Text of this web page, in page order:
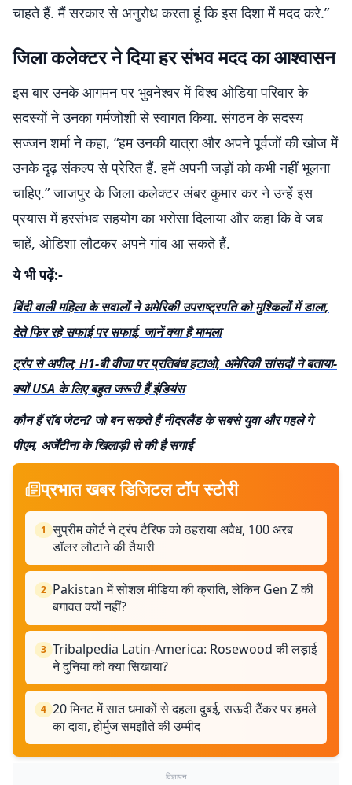
चाहते हैं. मैं सरकार से अनुरोध करता हूं कि इस दिशा में मदद करे.”
जिला कलेक्टर ने दिया हर संभव मदद का आश्वासन
इस बार उनके आगमन पर भुवनेश्वर में विश्व ओडिया परिवार के
सदस्यों ने उनका गर्मजोशी से स्वागत किया. संगठन के सदस्य
सज्जन शर्मा ने कहा, “हम उनकी यात्रा और अपने पूर्वजों की खोज में
उनके दृढ़ संकल्प से प्रेरित हैं. हमें अपनी जड़ों को कभी नहीं भूलना
चाहिए.” जाजपुर के जिला कलेक्टर अंबर कुमार कर ने उन्हें इस
प्रयास में हरसंभव सहयोग का भरोसा दिलाया और कहा कि वे जब
चाहें, ओडिशा लौटकर अपने गांव आ सकते हैं.
ये भी पढ़ें:-
बिंदी वाली महिला के सवालों ने अमेरिकी उपराष्ट्रपति को मुश्किलों में डाला,
देते फिर रहे सफाई पर सफाई, जानें क्या है मामला
ट्रंप से अपील; H1-बी वीजा पर प्रतिबंध हटाओ, अमेरिकी सांसदों ने बताया-
क्यों USA के लिए बहुत जरूरी हैं इंडियंस
कौन हैं रॉब जेटन? जो बन सकते हैं नीदरलैंड के सबसे युवा और पहले गे
पीएम, अर्जेंटीना के खिलाड़ी से की है सगाई
प्रभात खबर डिजिटल टॉप स्टोरी
1 सुप्रीम कोर्ट ने ट्रंप टैरिफ को ठहराया अवैध, 100 अरब
डॉलर लौटाने की तैयारी
2 Pakistan में सोशल मीडिया की क्रांति, लेकिन Gen Z की
बगावत क्यों नहीं?
3 Tribalpedia Latin-America: Rosewood की लड़ाई
ने दुनिया को क्या सिखाया?
4 20 मिनट में सात धमाकों से दहला दुबई, सऊदी टैंकर पर हमले
का दावा, होर्मुज समझौते की उम्मीद
विज्ञापन